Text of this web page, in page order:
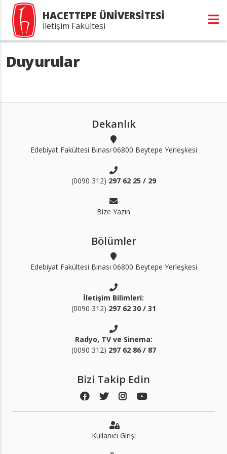
HACETTEPE ÜNİVERSİTESİ
İletişim Fakültesi
Duyurular
Dekanlık
Edebiyat Fakültesi Binası 06800 Beytepe Yerleşkesi
(0090 312) 297 62 25 / 29
Bize Yazın
Bölümler
Edebiyat Fakültesi Binası 06800 Beytepe Yerleşkesi
İletişim Bilimleri:
(0090 312) 297 62 30 / 31
Radyo, TV ve Sinema:
(0090 312) 297 62 86 / 87
Bizi Takip Edin
Kullanıcı Girişi